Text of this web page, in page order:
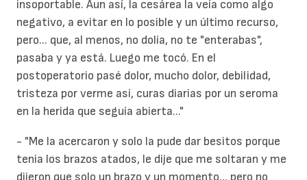
insoportable. Aun así, la cesárea la veía como algo
negativo, a evitar en lo posible y un último recurso,
pero... que, al menos, no dolía, no te "enterabas",
pasaba y ya está. Luego me tocó. En el
postoperatorio pasé dolor, mucho dolor, debilidad,
tristeza por verme así, curas diarias por un seroma
en la herida que seguía abierta..."
- "Me la acercaron y solo la pude dar besitos porque
tenia los brazos atados, le dije que me soltaran y me
dijeron que solo un brazo y un momento... pero no